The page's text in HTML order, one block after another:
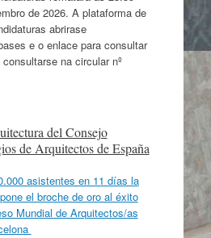
de 2026. A plataforma de
abrirase
e o enlace para consultar
na circular nº
del Consejo
de Arquitectos de España
asistentes en 11 días la
el broche de oro al éxito
Mundial de Arquitectos/as